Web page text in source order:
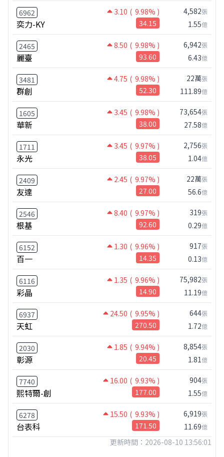
6962 3.10 ( 9.98% )
奕力-KY 34.15
4,582張
1.55億
2465 8.50 ( 9.98% )
麗臺 93.60
6,942張
6.43億
3481 4.75 ( 9.98% )
群創 52.30
22萬張
111.89億
1605 3.45 ( 9.98% )
華新 38.00
73,654張
27.58億
1711 3.45 ( 9.97% )
永光 38.05
2,756張
1.04億
2409 2.45 ( 9.97% )
友達 27.00
22萬張
56.6億
2546 8.40 ( 9.97% )
根基 92.60
319張
0.29億
6152 1.30 ( 9.96% )
百一 14.35
917張
0.13億
6116 1.35 ( 9.96% )
彩晶 14.90
75,982張
11.19億
6937 24.50 ( 9.95% )
天虹 270.50
644張
1.72億
2030 1.85 ( 9.94% )
彰源 20.45
8,854張
1.81億
7740 16.00 ( 9.93% )
熙特爾-創 177.00
904張
1.55億
6278 15.50 ( 9.93% )
台表科 171.50
6,919張
11.69億
更新時間：2026-08-10 13:56:01